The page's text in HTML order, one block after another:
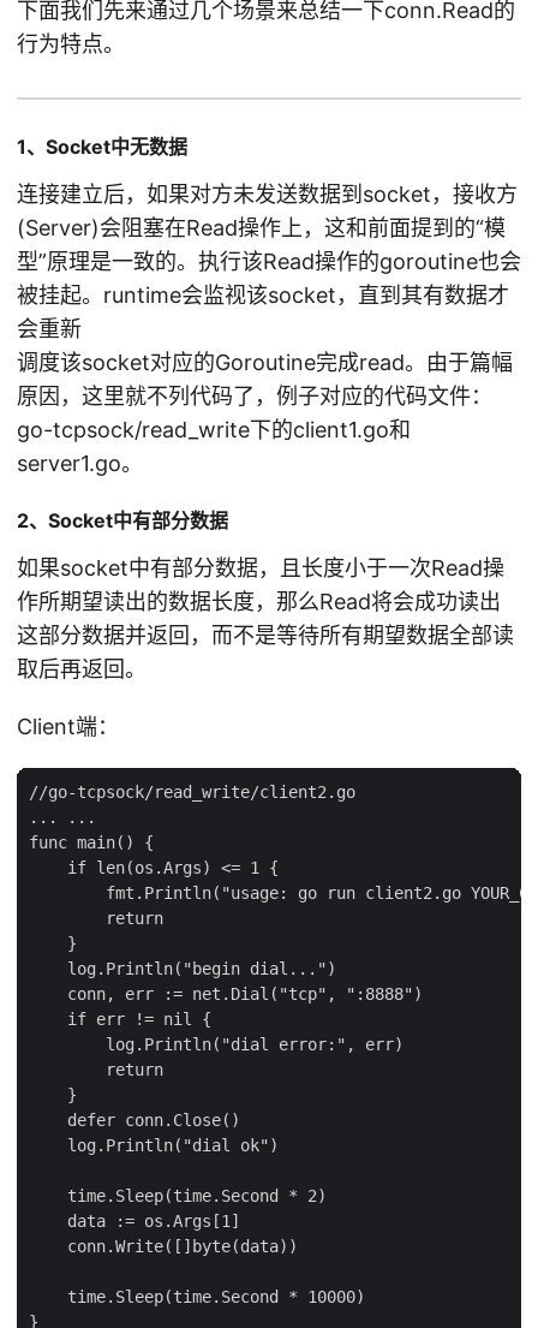
下面我们先来通过几个场景来总结一下conn.Read的
行为特点。
1、Socket中无数据
连接建立后，如果对方未发送数据到socket，接收方
(Server)会阻塞在Read操作上，这和前面提到的“模
型”原理是一致的。执行该Read操作的goroutine也会
被挂起。runtime会监视该socket，直到其有数据才
会重新
调度该socket对应的Goroutine完成read。由于篇幅
原因，这里就不列代码了，例子对应的代码文件：
go-tcpsock/read_write下的client1.go和
server1.go。
2、Socket中有部分数据
如果socket中有部分数据，且长度小于一次Read操
作所期望读出的数据长度，那么Read将会成功读出
这部分数据并返回，而不是等待所有期望数据全部读
取后再返回。
Client端：
//go-tcpsock/read_write/client2.go
... ...
func main() {
    if len(os.Args) <= 1 {
fmt.Println("usage: go run client2.go
        return
    }
    log.Println("begin dial...")
    conn, err := net.Dial("tcp", ":8888")
    if err != nil {
        log.Println("dial error:", err)
        return
    }
    defer conn.Close()
    log.Println("dial ok")
    time.Sleep(time.Second * 2)
    data := os.Args[1]
    conn.Write([]byte(data))
    time.Sleep(time.Second * 10000)